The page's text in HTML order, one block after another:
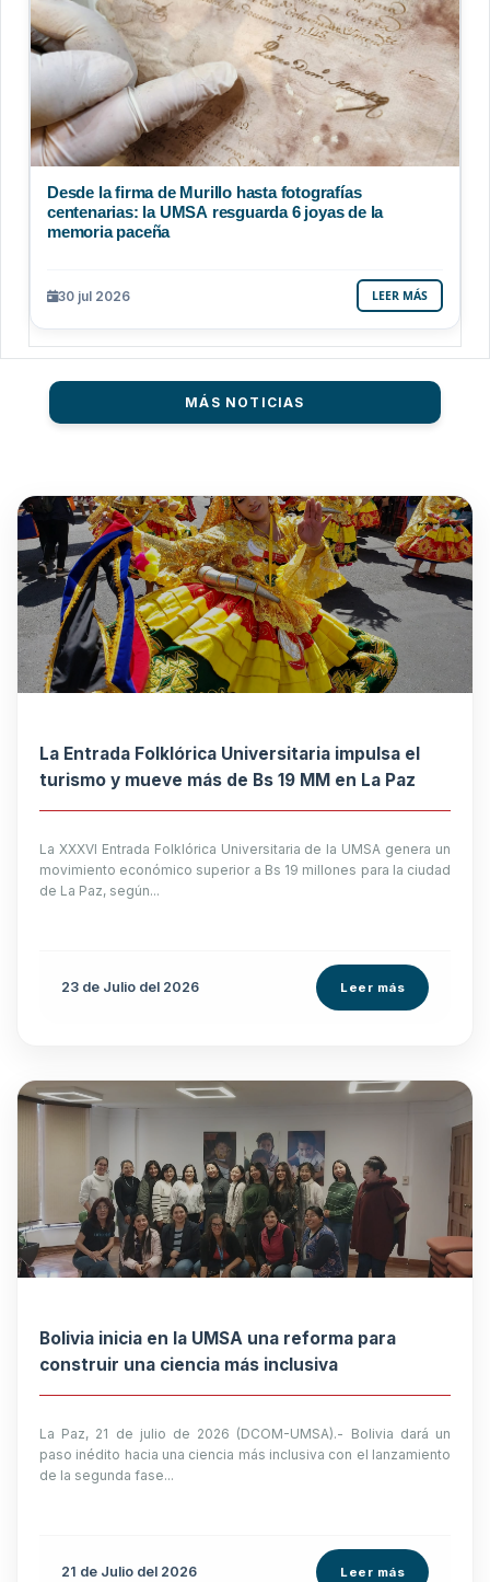
Desde la firma de Murillo hasta fotografías
centenarias: la UMSA resguarda 6 joyas de la
memoria paceña
30 jul 2026 LEER MÁS
MÁS NOTICIAS
La Entrada Folklórica Universitaria impulsa el
turismo y mueve más de Bs 19 MM en La Paz
La XXXVI Entrada Folklórica Universitaria de la UMSA genera un
movimiento económico superior a Bs 19 millones para la ciudad
de La Paz, según...
23 de Julio del 2026 Leer más
Bolivia inicia en la UMSA una reforma para
construir una ciencia más inclusiva
La Paz, 21 de julio de 2026 (DCOM-UMSA).- Bolivia dará un
paso inédito hacia una ciencia más inclusiva con el lanzamiento
de la segunda fase...
21 de Julio del 2026 Leer más